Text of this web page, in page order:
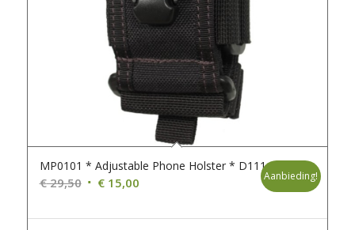
MP0101 * Adjustable Phone Holster * D111
€29,50 Oorspronkelijke
was:
€15,00Huidige
is:
Aanbieding!